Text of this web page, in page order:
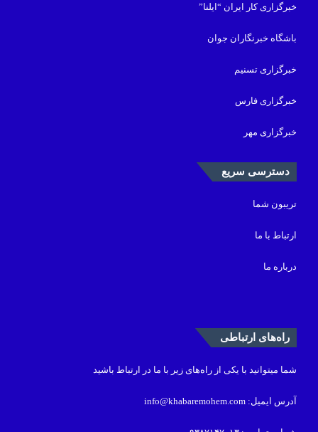
خبرگزاری کار ایران “ایلنا”
باشگاه خبرنگاران جوان
خبرگزاری تسنیم
خبرگزاری فارس
خبرگزاری مهر
دسترسی سریع
تریبون شما
ارتباط با ما
درباره ما
راه‌های ارتباطی
شما میتوانید با یکی از راه‌های زیر با ما در ارتباط باشید
آدرس ایمیل: info@khabaremohem.com